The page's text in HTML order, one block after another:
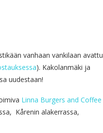
vanhaan vankilaan avattu
). Kakolanmäki ja
uudestaan!
Linna Burgers and Coffee
Kårenin alakerrassa,